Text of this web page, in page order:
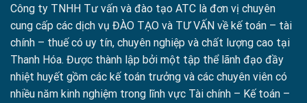
Công ty TNHH Tư vấn và đào tạo ATC là đơn vị chuyên
cung cấp các dịch vụ ĐÀO TẠO và TƯ VẤN về kế toán – tài
chính – thuế có uy tín, chuyên nghiệp và chất lượng cao tại
Thanh Hóa. Được thành lập bởi một tập thể lãnh đạo đầy
nhiệt huyết gồm các kế toán trưởng và các chuyên viên có
nhiều năm kinh nghiệm trong lĩnh vực Tài chính – Kế toán –